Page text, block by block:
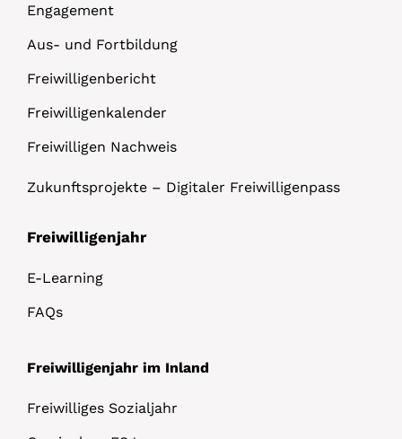
Engagement
Aus- und Fortbildung
Freiwilligenbericht
Freiwilligenkalender
Freiwilligen Nachweis
Zukunftsprojekte – Digitaler Freiwilligenpass
Freiwilligenjahr
E-Learning
FAQs
Freiwilligenjahr im Inland
Freiwilliges Sozialjahr